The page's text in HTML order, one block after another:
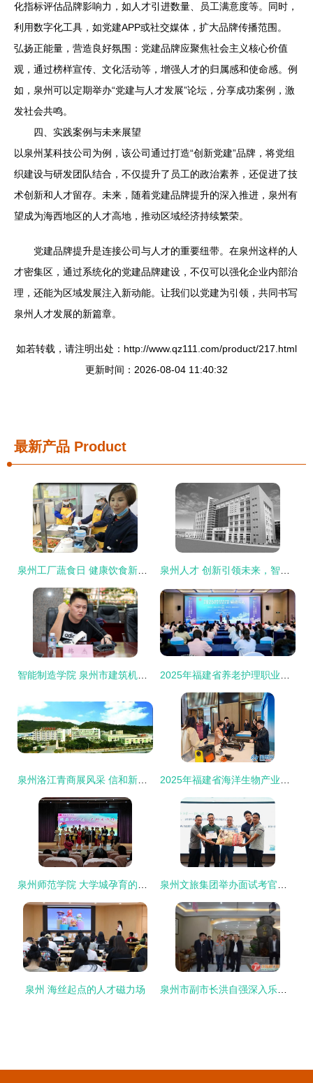
化指标评估品牌影响力，如人才引进数量、员工满意度等。同时，
利用数字化工具，如党建APP或社交媒体，扩大品牌传播范围。
弘扬正能量，营造良好氛围：党建品牌应聚焦社会主义核心价值
观，通过榜样宣传、文化活动等，增强人才的归属感和使命感。例
如，泉州可以定期举办“党建与人才发展”论坛，分享成功案例，激
发社会共鸣。
四、实践案例与未来展望
以泉州某科技公司为例，该公司通过打造“创新党建”品牌，将党组
织建设与研发团队结合，不仅提升了员工的政治素养，还促进了技
术创新和人才留存。未来，随着党建品牌提升的深入推进，泉州有
望成为海西地区的人才高地，推动区域经济持续繁荣。
党建品牌提升是连接公司与人才的重要纽带。在泉州这样的人
才密集区，通过系统化的党建品牌建设，不仅可以强化企业内部治
理，还能为区域发展注入新动能。让我们以党建为引领，共同书写
泉州人才发展的新篇章。
如若转载，请注明出处：http://www.qz111.com/product/217.html
更新时间：2026-08-04 11:40:32
最新产品 Product
泉州 海丝起点的人才磁力场